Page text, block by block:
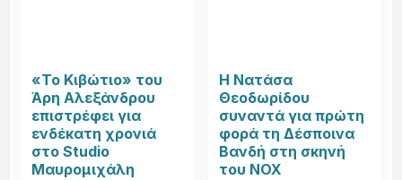
«Το Κιβώτιο» του
Άρη Αλεξάνδρου
επιστρέφει για
ενδέκατη χρονιά
στο Studio
Μαυρομιχάλη
Η Νατάσα
Θεοδωρίδου
συναντά για πρώτη
φορά τη Δέσποινα
Βανδή στη σκηνή
του NOX